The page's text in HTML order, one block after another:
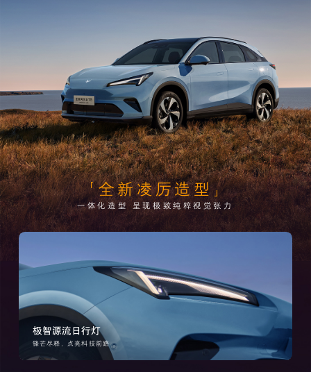
全新凌厉造型
一体化造型 呈现极致纯粹视觉张力
极智源流日行灯
锋芒尽释，点亮科技前路